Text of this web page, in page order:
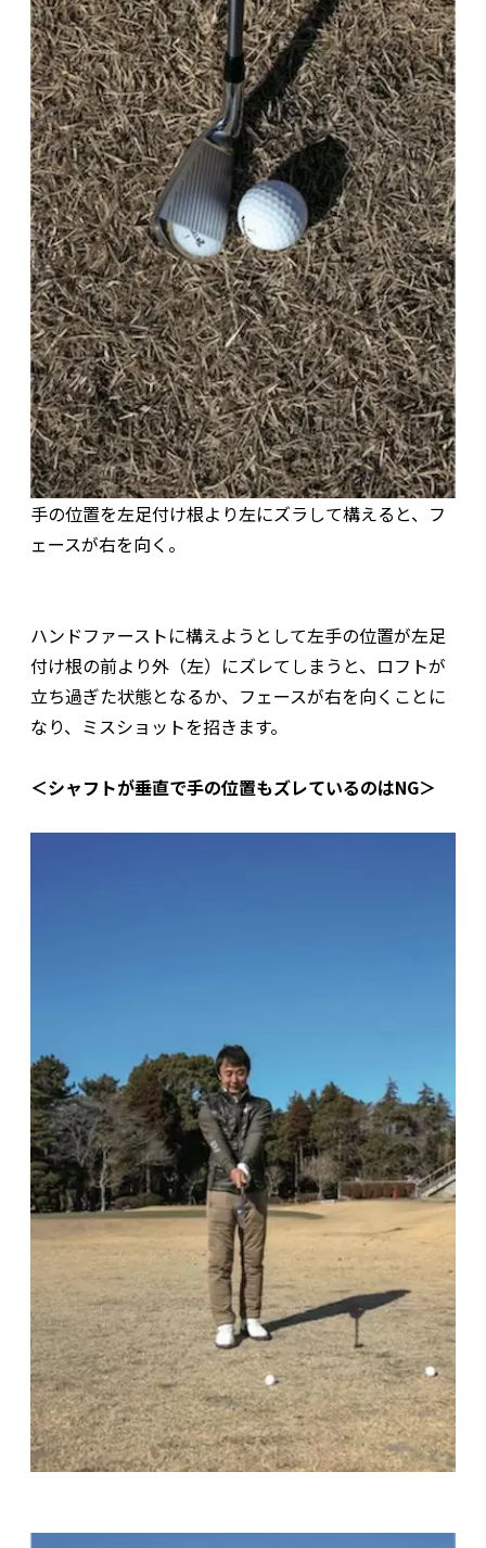
手の位置を左足付け根より左にズラして構えると、フ
ェースが右を向く。
ハンドファーストに構えようとして左手の位置が左足
付け根の前より外（左）にズレてしまうと、ロフトが
立ち過ぎた状態となるか、フェースが右を向くことに
なり、ミスショットを招きます。
＜シャフトが垂直で手の位置もズレているのはNG＞